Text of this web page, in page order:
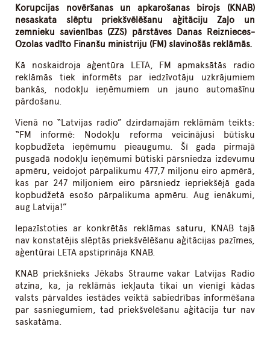
Korupcijas novēršanas un apkarošanas birojs (KNAB)
nesaskata slēptu priekšvēlēšanu aģitāciju Zaļo un
zemnieku savienības (ZZS) pārstāves Danas Reiznieces-
Ozolas vadīto Finanšu ministriju (FM) slavinošās reklāmās.
Kā noskaidroja aģentūra LETA, FM apmaksātās radio
reklāmās tiek informēts par iedzīvotāju uzkrājumiem
bankās, nodokļu ieņēmumiem un jauno automašīnu
pārdošanu.
Vienā no “Latvijas radio” dzirdamajām reklāmām teikts:
“FM informē: Nodokļu reforma veicinājusi būtisku
kopbudžeta ieņēmumu pieaugumu. Šī gada pirmajā
pusgadā nodokļu ieņēmumi būtiski pārsniedza izdevumu
apmēru, veidojot pārpalikumu 477,7 miljonu eiro apmērā,
kas par 247 miljoniem eiro pārsniedz iepriekšējā gada
kopbudžetā esošo pārpalikuma apmēru. Aug ienākumi,
aug Latvija!”
Iepazīstoties ar konkrētās reklāmas saturu, KNAB tajā
nav konstatējis slēptās priekšvēlēšanu aģitācijas pazīmes,
aģentūrai LETA apstiprināja KNAB.
KNAB priekšnieks Jēkabs Straume vakar Latvijas Radio
atzina, ka, ja reklāmās iekļauta tikai un vienīgi kādas
valsts pārvaldes iestādes veiktā sabiedrības informēšana
par sasniegumiem, tad priekšvēlēšanu aģitācija tur nav
saskatāma.